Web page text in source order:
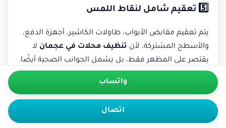
5️⃣ تعقيم شامل لنقاط اللمس
يتم تعقيم مقابض الأبواب، طاولات الكاشير، أجهزة الدفع،
والأسطح المشتركة، لأن تنظيف محلات في عجمان لا
يقتصر على المظهر فقط، بل يشمل الجوانب الصحية أيضًا.
معدات مستخدمة في تنظيف محلات
واتساب
اتصال